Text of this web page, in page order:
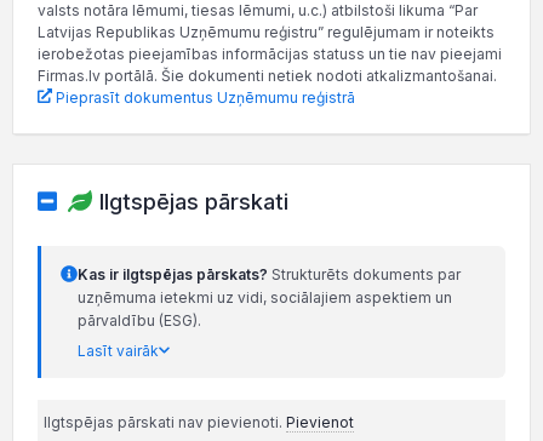
valsts notāra lēmumi, tiesas lēmumi, u.c.) atbilstoši likuma “Par
Latvijas Republikas Uzņēmumu reģistru” regulējumam ir noteikts
ierobežotas pieejamības informācijas statuss un tie nav pieejami
Firmas.lv portālā. Šie dokumenti netiek nodoti atkalizmantošanai.
Pieprasīt dokumentus Uzņēmumu reģistrā
Ilgtspējas pārskati
Kas ir ilgtspējas pārskats? Strukturēts dokuments par
uzņēmuma ietekmi uz vidi, sociālajiem aspektiem un
pārvaldību (ESG).
Lasīt vairāk
Ilgtspējas pārskati nav pievienoti. Pievienot